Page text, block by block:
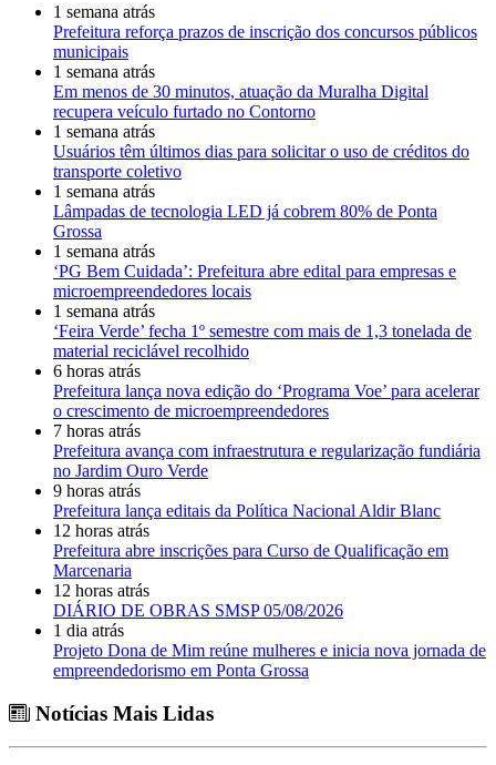
1 semana atrás
Prefeitura reforça prazos de inscrição dos concursos públicos
municipais
1 semana atrás
Em menos de 30 minutos, atuação da Muralha Digital
recupera veículo furtado no Contorno
1 semana atrás
Usuários têm últimos dias para solicitar o uso de créditos do
transporte coletivo
1 semana atrás
Lâmpadas de tecnologia LED já cobrem 80% de Ponta
Grossa
1 semana atrás
‘PG Bem Cuidada’: Prefeitura abre edital para empresas e
microempreendedores locais
1 semana atrás
‘Feira Verde’ fecha 1º semestre com mais de 1,3 tonelada de
material reciclável recolhido
6 horas atrás
Prefeitura lança nova edição do ‘Programa Voe’ para acelerar
o crescimento de microempreendedores
7 horas atrás
Prefeitura avança com infraestrutura e regularização fundiária
no Jardim Ouro Verde
9 horas atrás
Prefeitura lança editais da Política Nacional Aldir Blanc
12 horas atrás
Prefeitura abre inscrições para Curso de Qualificação em
Marcenaria
12 horas atrás
DIÁRIO DE OBRAS SMSP 05/08/2026
1 dia atrás
Projeto Dona de Mim reúne mulheres e inicia nova jornada de
empreendedorismo em Ponta Grossa
Notícias Mais Lidas